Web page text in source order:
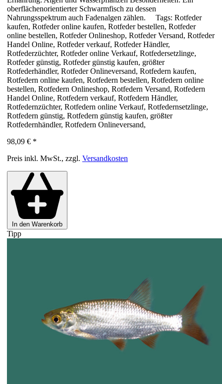
oberflächenorientierter Schwarmfisch zu dessen
Nahrungsspektrum auch Fadenalgen zählen. Tags: Rotfeder
kaufen, Rotfeder online kaufen, Rotfeder bestellen, Rotfeder
online bestellen, Rotfeder Onlineshop, Rotfeder Versand, Rotfeder
Handel Online, Rotfeder verkauf, Rotfeder Händler,
Rotfederzüchter, Rotfeder online Verkauf, Rotfedersetzlinge,
Rotfeder günstig, Rotfeder günstig kaufen, größter
Rotfederhändler, Rotfeder Onlineversand, Rotfedern kaufen,
Rotfedern online kaufen, Rotfedern bestellen, Rotfedern online
bestellen, Rotfedern Onlineshop, Rotfedern Versand, Rotfedern
Handel Online, Rotfedern verkauf, Rotfedern Händler,
Rotfedernzüchter, Rotfedern online Verkauf, Rotfedernsetzlinge,
Rotfedern günstig, Rotfedern günstig kaufen, größter
Rotfedernhändler, Rotfedern Onlineversand,
98,09 € *
Preis inkl. MwSt., zzgl. Versandkosten
In den Warenkorb
Tipp